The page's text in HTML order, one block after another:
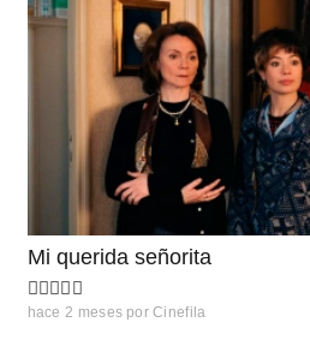
Mi querida señorita
hace 2 meses por Cinefila